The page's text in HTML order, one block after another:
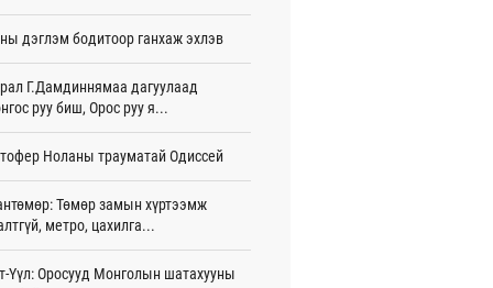
Ази тивийн аварга
XI тэмцээнд 32 орны
15 цаг 45 мин
Польшийн соёл, аялал
хамтын ажиллагааг
талаар санал солилцов
Улс “Garuda Candi Dharma III 2026”
энхийг сахиулах сургуулилтад
дэглэм бодитоор ганхаж эхлэв
Г.Дамдиннямаа дагуулаад
руу биш, Орос руу я...
Ноланы трауматай Одиссей
Төмөр замын хүртээмж
метро, цахилга...
Үүл: Оросууд Монголын шатахууны